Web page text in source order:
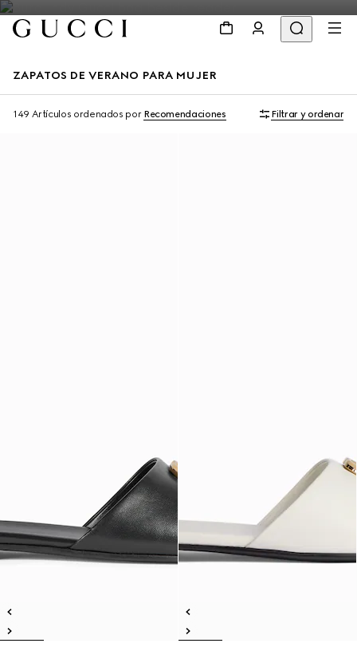
ZAPATOS DE VERANO PARA MUJER
149 Artículos ordenados por Recomendaciones Filtrar y ordenar